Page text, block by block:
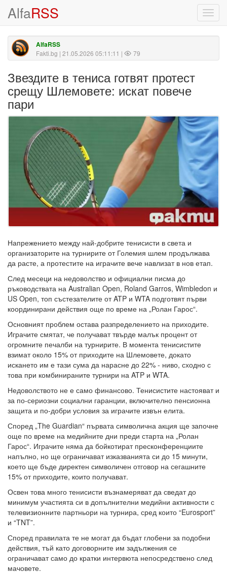
AlfaRSS
AlfaRSS
Fakti.bg | 21.05.2026 05:11:11 | 79
Звездите в тениса готвят протест
срещу Шлемовете: искат повече
пари
Напрежението между най-добрите тенисисти в света и
организаторите на турнирите от Големия шлем продължава
да расте, а протестите на играчите вече навлизат в нов етап.
След месеци на недоволство и официални писма до
ръководствата на Australian Open, Roland Garros, Wimbledon и
US Open, топ състезателите от ATP и WTA подготвят първи
координирани действия още по време на „Ролан Гарос“.
Основният проблем остава разпределението на приходите.
Играчите смятат, че получават твърде малък процент от
огромните печалби на турнирите. В момента тенисистите
взимат около 15% от приходите на Шлемовете, докато
искането им е тази сума да нарасне до 22% - ниво, сходно с
това при комбинираните турнири на ATP и WTA.
Недоволството не е само финансово. Тенисистите настояват и
за по-сериозни социални гаранции, включително пенсионна
защита и по-добри условия за играчите извън елита.
Според „The Guardian“ първата символична акция ще започне
още по време на медийните дни преди старта на „Ролан
Гарос“. Играчите няма да бойкотират пресконференциите
напълно, но ще ограничават изказванията си до 15 минути,
което ще бъде директен символичен отговор на сегашните
15% от приходите, които получават.
Освен това много тенисисти възнамеряват да сведат до
минимум участията си в допълнителни медийни активности с
телевизионните партньори на турнира, сред които “Eurosport”
и “TNT”.
Според правилата те не могат да бъдат глобени за подобни
действия, тъй като договорните им задължения се
ограничават само до кратки интервюта непосредствено след
мачовете.